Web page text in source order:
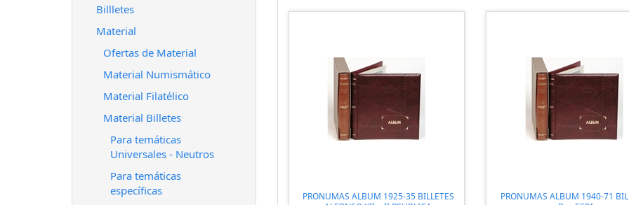
Billletes
Material
Ofertas de Material
Material Numismático
Material Filatélico
Material Billetes
Para temáticas
Universales - Neutros
Para temáticas
específicas
PRONUMAS ALBUM 1925-35 BILLETES
PRONUMAS ALBUM 1940-71